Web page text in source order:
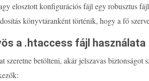
elosztott konfigurációs fájl egy robusztus
könyvtáranként történik, hogy a fő
a .htaccess fájl használata
szeretne betölteni, akár jelszavas biztonságot